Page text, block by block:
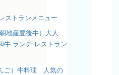
ストランメニュー
地産豊後牛）大人
牛 ランチ レストラン
ご）牛料理 人気の